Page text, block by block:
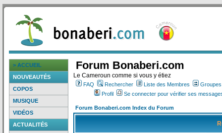
> ACCUEIL
NOUVEAUTÉS
COPOS
MUSIQUE
VIDÉOS
ACTUALITÉS
Forum Bonaberi.com
Le Cameroun comme si vous y étiez
FAQ Rechercher Liste des Membres
Profil
Se connecter pour vérifier ses
Forum Bonaberi.com Index du Forum